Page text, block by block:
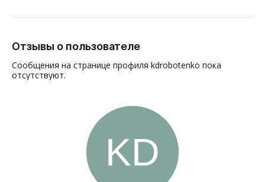
Отзывы о пользователе
Сообщения на странице профиля kdrobotenko пока
отсутствуют.